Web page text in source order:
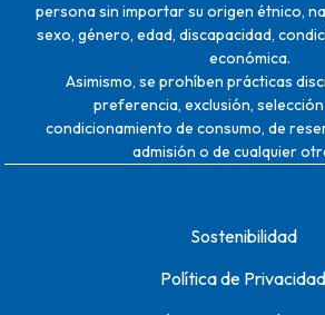
persona sin importar su origen étnico,
sexo, género, edad, discapacidad,
económica.
Asimismo, se prohíben prácticas
preferencia, exclusión,
condicionamiento de consumo, de
admisión o de cualquier
Sostenibilidad
Política de Privacidad